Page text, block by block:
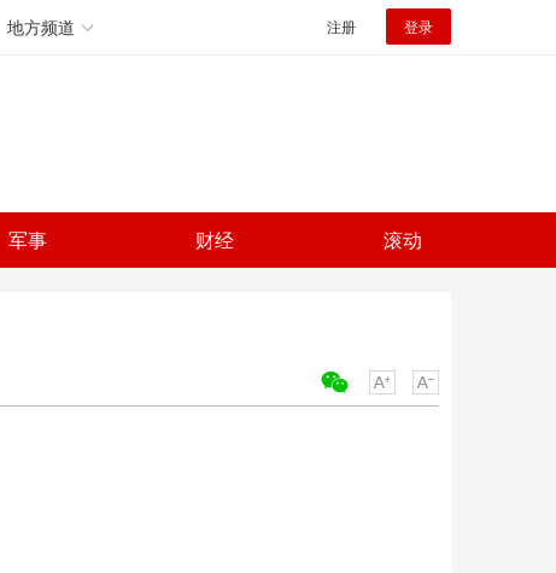
地方频道 注册 登录
军事 财经 滚动